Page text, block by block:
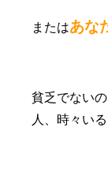
またはあな
貧乏でない
人、時々い